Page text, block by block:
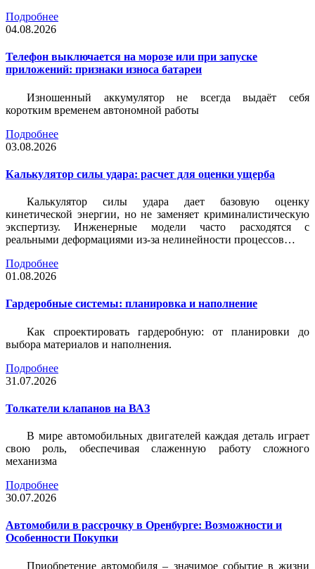
Подробнее
04.08.2026
Телефон выключается на морозе или при запуске
приложений: признаки износа батареи
Изношенный аккумулятор не всегда выдаёт себя
коротким временем автономной работы
Подробнее
03.08.2026
Калькулятор силы удара: расчет для оценки ущерба
Калькулятор силы удара дает базовую оценку
кинетической энергии, но не заменяет криминалистическую
экспертизу. Инженерные модели часто расходятся с
реальными деформациями из-за нелинейности процессов…
Подробнее
01.08.2026
Гардеробные системы: планировка и наполнение
Как спроектировать гардеробную: от планировки до
выбора материалов и наполнения.
Подробнее
31.07.2026
Толкатели клапанов на ВАЗ
В мире автомобильных двигателей каждая деталь играет
свою роль, обеспечивая слаженную работу сложного
механизма
Подробнее
30.07.2026
Автомобили в рассрочку в Оренбурге: Возможности и
Особенности Покупки
Приобретение автомобиля – значимое событие в жизни